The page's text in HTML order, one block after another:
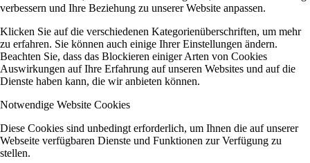
verbessern und Ihre Beziehung zu unserer Website anpassen.
Klicken Sie auf die verschiedenen Kategorienüberschriften, um mehr
zu erfahren. Sie können auch einige Ihrer Einstellungen ändern.
Beachten Sie, dass das Blockieren einiger Arten von Cookies
Auswirkungen auf Ihre Erfahrung auf unseren Websites und auf die
Dienste haben kann, die wir anbieten können.
Notwendige Website Cookies
Diese Cookies sind unbedingt erforderlich, um Ihnen die auf unserer
Webseite verfügbaren Dienste und Funktionen zur Verfügung zu
stellen.